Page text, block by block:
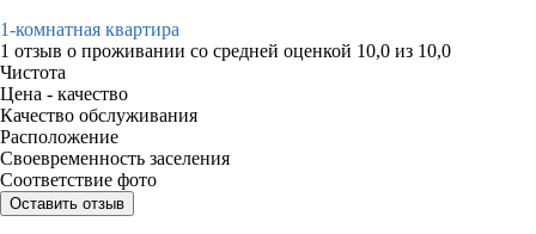
1-комнатная квартира
1 отзыв о проживании со средней оценкой 10,0 из 10,0
Чистота
Цена - качество
Качество обслуживания
Расположение
Своевременность заселения
Соответствие фото
Оставить отзыв